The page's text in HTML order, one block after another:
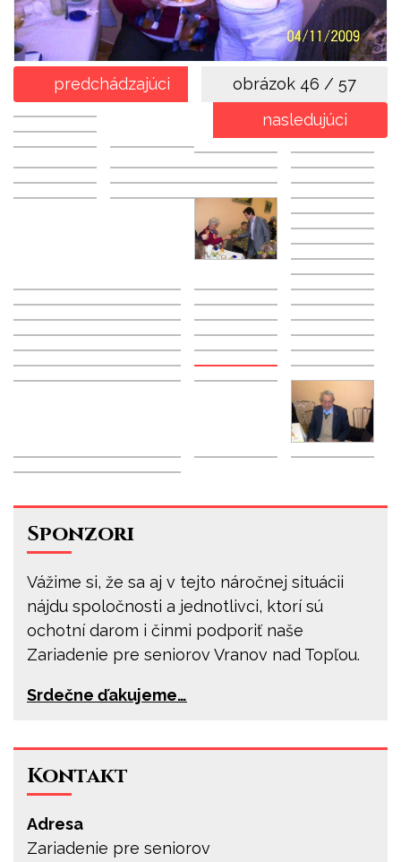
Sponzori
Vážime si, že sa aj v tejto náročnej situácii
nájdu spoločnosti a jednotlivci, ktorí sú
ochotní darom i činmi podporiť naše
Zariadenie pre seniorov Vranov nad Topľou.
Srdečne ďakujeme…
Kontakt
Adresa
Zariadenie pre seniorov
predchádzajúci obrázok 46 / 57
nasledujúci